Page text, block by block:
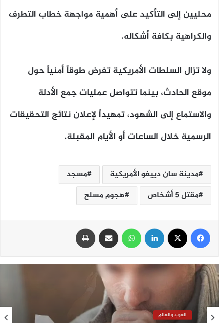
محليين إلى التأكيد على أهمية مواجهة خطاب التطرف
والكراهية بكافة أشكاله.
ولا تزال السلطات الأمريكية تفرض طوقاً أمنياً حول
موقع الحادث، بينما تتواصل عمليات جمع الأدلة
والاستماع إلى الشهود، تمهيداً لإعلان نتائج التحقيقات
الرسمية خلال الساعات أو الأيام المقبلة.
مدينة سان دييغو الأمريكية
مسجد
مقتل 5 أشخاص
هجوم مسلح
رياضة